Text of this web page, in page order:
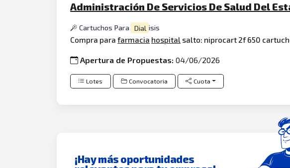
Administración De Servicios De Salud Del
Cartuchos Para Dial isis
Compra parafarmacia hospital salto: niprocart 2f 650
Apertura de Propuestas:04/06/2026
Lotes Convocatoria Cuota
¡Hay más oportunidades